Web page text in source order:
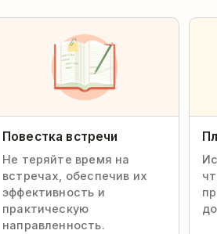
Повестка встречи
Не теряйте время на
встречах, обеспечив их
эффективность и
практическую
направленность.